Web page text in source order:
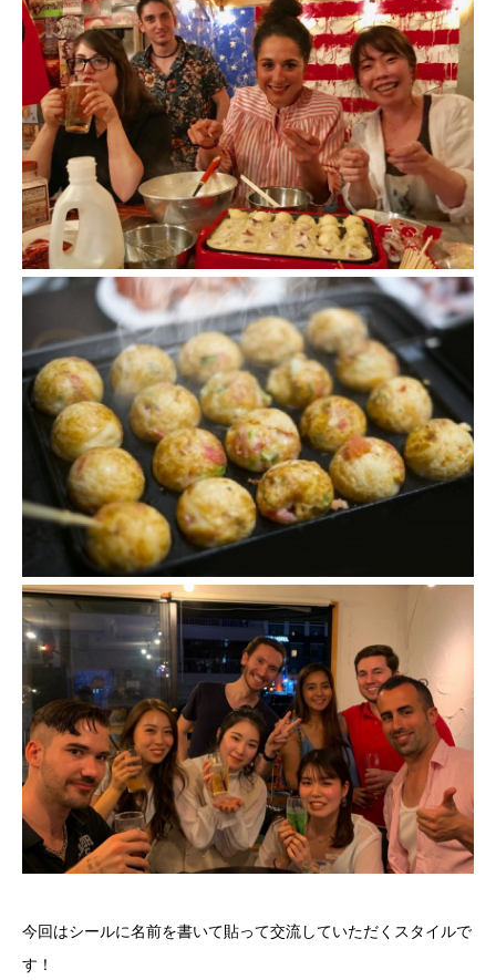
今回はシールに名前を書いて貼って交流していただくスタイルで
す！